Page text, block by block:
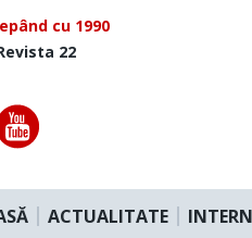
cu 1990
22
ACTUALITATE